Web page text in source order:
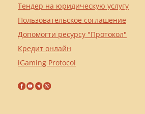
Тендер на юридическую услугу
Пользовательское соглашение
Допомогти ресурсу "Протокол"
Кредит онлайн
iGaming Protocol